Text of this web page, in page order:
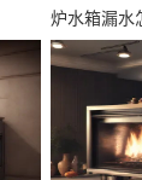
炉水箱漏水